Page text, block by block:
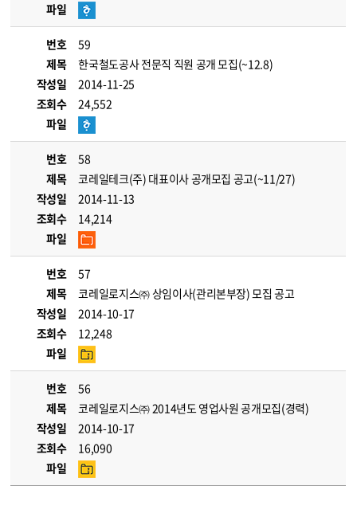
파일
번호
59
제목
한국철도공사 전문직 직원 공개 모집(~12.8)
작성일
2014-11-25
조회수
24,552
파일
번호
58
제목
코레일테크(주) 대표이사 공개모집 공고(~11/27)
작성일
2014-11-13
조회수
14,214
파일
번호
57
제목
코레일로지스㈜ 상임이사(관리본부장) 모집 공고
작성일
2014-10-17
조회수
12,248
파일
번호
56
제목
코레일로지스㈜ 2014년도 영업사원 공개모집(경력)
작성일
2014-10-17
조회수
16,090
파일